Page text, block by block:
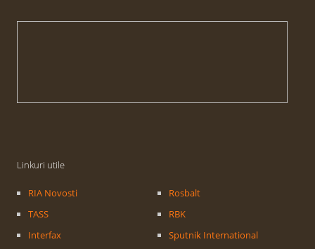
Linkuri utile
RIA Novosti
TASS
Interfax
Rosbalt
RBK
Sputnik International